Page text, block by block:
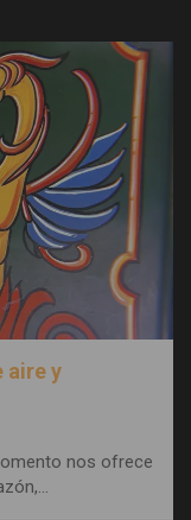
aire y
nos ofrece